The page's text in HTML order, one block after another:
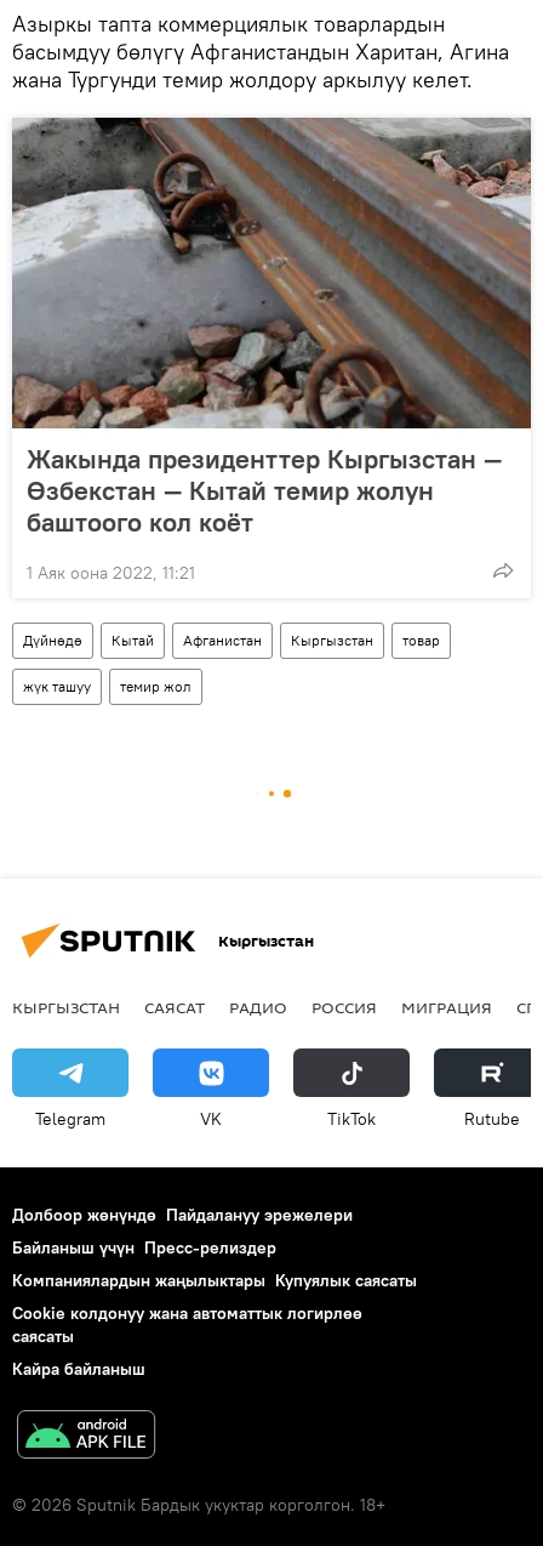
Азыркы тапта коммерциялык товарлардын
басымдуу бөлүгү Афганистандын Харитан, Агина
жана Тургунди темир жолдору аркылуу келет.
Жакында президенттер Кыргызстан —
Өзбекстан — Кытай темир жолун
баштоого кол коёт
1 Аяк оона 2022, 11:21
Дүйнөдө Кытай Афганистан Кыргызстан товар
жүк ташуу темир жол
Кыргызстан
КЫРГЫЗСТАН САЯСАТ РАДИО РОССИЯ МИГРАЦИЯ
Telegram VK ТikТоk Rutube
Долбоор жөнүндө Пайдалануу эрежелери
Байланыш үчүн Пресс-релиздер
Компаниялардын жаңылыктары Купуялык саясаты
Cookie колдонуу жана автоматтык логирлөө
саясаты
Кайра байланыш
© 2026 Sputnik Бардык укуктар корголгон. 18+